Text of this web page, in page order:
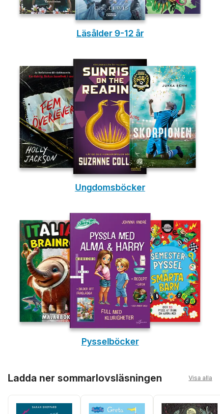
Läsålder 9-12 år
Ungdomsböcker
Pysselböcker
Ladda ner sommarlovsläsningen Visa alla